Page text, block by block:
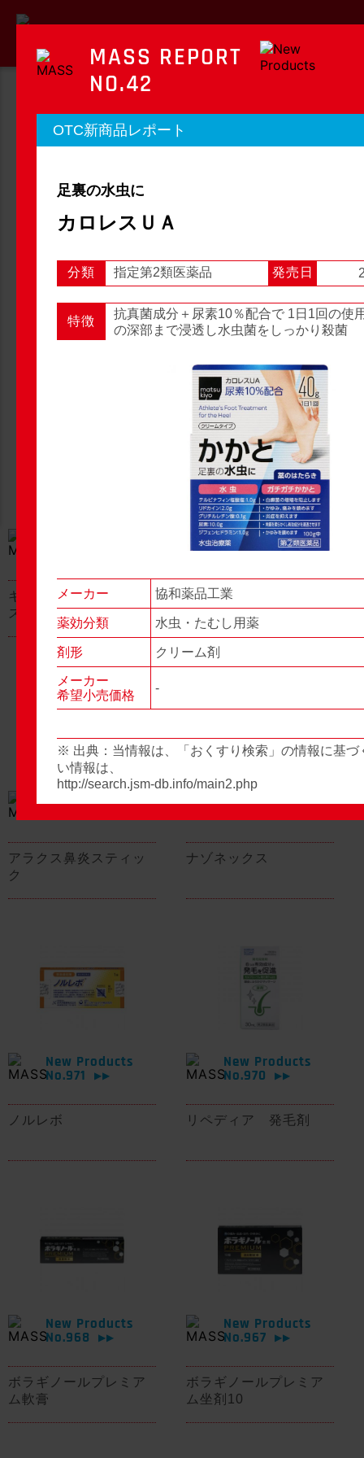
MASS REPORT
マスレポート
OTC新商品レポート
OTC新商品レポート 店頭観察
2 3 ... 54
キャベジンコーワαプラ
ス顆粒
New Products
No.976▶▶
グロンサン用刃棒
アラクス鼻炎スティッ
ク
ナゾネックス
New Products
No.971
▶▶
ノルレボ
New Products
No.970
▶▶
リペディア 発毛剤
New Products
No.968
▶▶
ボラギノールプレミア
ム軟膏
New Products
No.967
▶▶
ボラギノールプレミア
ム坐剤10
MASS REPORT
NO.42
OTC新商品レポート
足裏の水虫に
カロレスＵＡ
分類 指定第2類医薬品 発売日
特徴
抗真菌成分＋尿素10％配合で 1日1回の使
の深部まで浸透し水虫菌をしっかり殺菌
メーカー 協和薬品工業
薬効分類 水虫・たむし用薬
剤形 クリーム剤
メーカー
希望小売価格
-
※ 出典：当情報は、「おくすり検索」の情報に基づ
い情報は、
http://search.jsm-db.info/main2.php